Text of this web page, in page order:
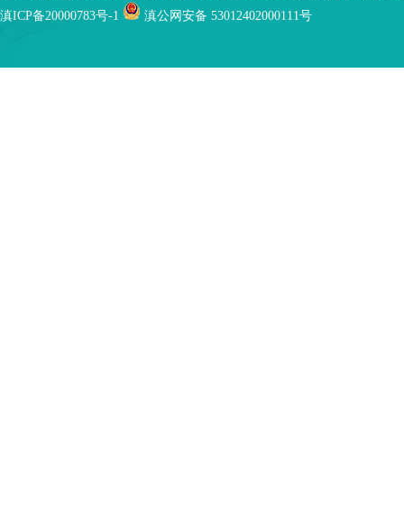
滇ICP备20000783号-1
滇公网安备 53012402000111号